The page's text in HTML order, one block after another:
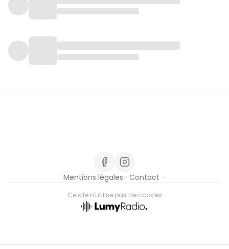
Mentions légales- Contact -
Ce site n'utilise pas de cookies